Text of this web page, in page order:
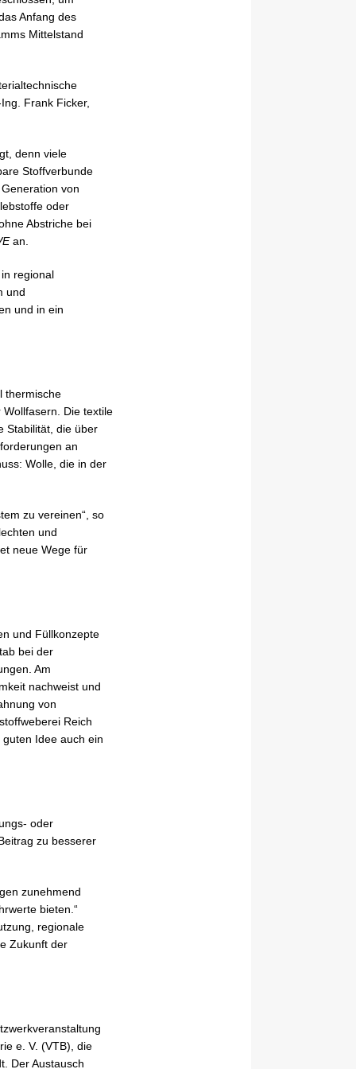
Anfang des
Mittelstand
Frank Ficker,
denn viele
Stoffverbunde
von
oder
Abstriche bei
an.
regional
und
und in ein
thermische
Die textile
Stabilität, die über
an
Wolle, die in der
zu vereinen“, so
und
neue Wege für
und Füllkonzepte
bei der
Am
nachweist und
von
Reich
Idee auch ein
oder
zu besserer
zunehmend
bieten.“
regionale
Zukunft der
e. V. (VTB), die
Der Austausch